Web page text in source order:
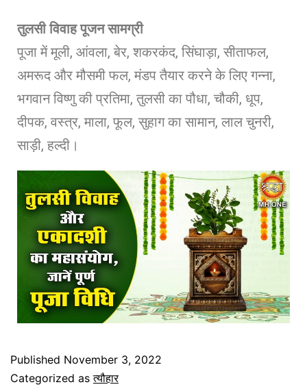
तुलसी विवाह पूजन सामग्री
पूजा में मूली, आंवला, बेर, शकरकंद, सिंघाड़ा, सीताफल,
अमरूद और मौसमी फल, मंडप तैयार करने के लिए गन्ना,
भगवान विष्णु की प्रतिमा, तुलसी का पौधा, चौकी, धूप,
दीपक, वस्त्र, माला, फूल, सुहाग का सामान, लाल चुनरी,
साड़ी, हल्दी।
Published November 3, 2022
Categorized asत्यौहार